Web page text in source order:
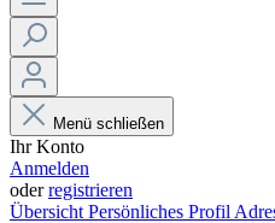
Menü schließen
Ihr Konto
Anmelden
oderregistrieren
Übersicht Persönliches Profil